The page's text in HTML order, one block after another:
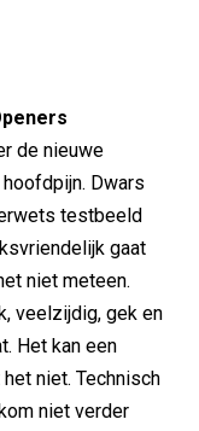
de nieuwe
Dwars
testbeeld
gaat
niet meteen.
veelzijdig, gek en
Het kan een
niet. Technisch
niet verder